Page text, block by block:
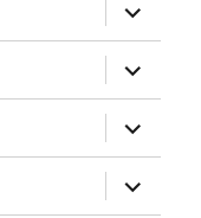
rozwiń
menu
potomne
rozwiń
menu
potomne
rozwiń
menu
potomne
rozwiń
menu